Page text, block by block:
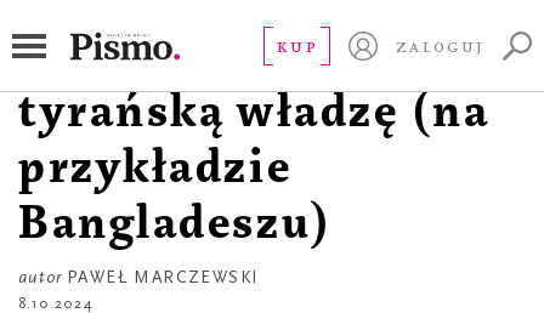
KUP ZALOGUJ
Jak szybko obalić
tyrańską władzę (na
przykładzie
Bangladeszu)
autor PAWEŁ MARCZEWSKI
8.10.2024